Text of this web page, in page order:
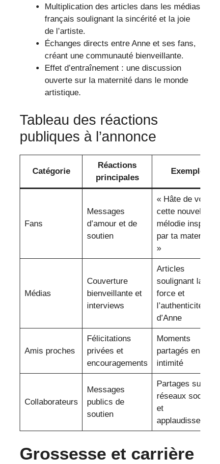
Multiplication des articles dans les médias
français soulignant la sincérité et la joie
de l’artiste.
Échanges directs entre Anne et ses fans,
créant une communauté bienveillante.
Effet d’entraînement : une discussion
ouverte sur la maternité dans le monde
artistique.
Tableau des réactions
publiques à l’annonce
Catégorie
Réactions
principales
Exemples
Fans
Messages
d’amour et de
soutien
« Hâte de voir
cette nouvelle
mélodie inspirée
par ta maternité !
»
Médias
Couverture
bienveillante et
interviews
Articles
soulignant la
force et
l’authenticité
d’Anne
Amis proches
Félicitations
privées et
encouragements
Moments
partagés en toute
intimité
Collaborateurs
Messages
publics de
soutien
Partages sur les
réseaux sociaux
et
Grossesse et carrière